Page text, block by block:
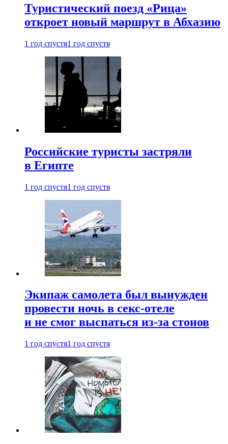
Туристический поезд «Рица»
откроет новый маршрут в Абхазию
1 год спустя1 год спустя
Российские туристы застряли
в Египте
1 год спустя1 год спустя
Экипаж самолета был вынужден
провести ночь в секс-отеле
и не смог выспаться из-за стонов
1 год спустя1 год спустя